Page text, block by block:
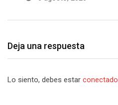
Deja una respuesta
Lo siento, debes estar conectado